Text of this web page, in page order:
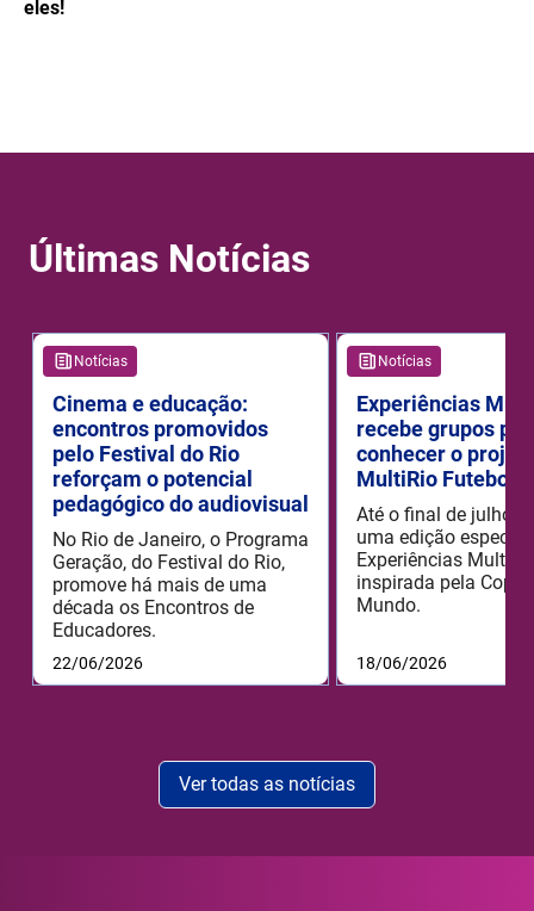
eles!
Últimas Notícias
Notícias
Cinema e educação:
encontros promovidos
pelo Festival do Rio
reforçam o potencial
pedagógico do audiovisual
No Rio de Janeiro, o Programa
Geração, do Festival do Rio,
promove há mais de uma
década os Encontros de
Educadores.
22/06/2026
Notícias
Experiências
recebe grupos
conhecer o
MultiRio Futebol
Até o final de julho
uma edição especial
Experiências
inspirada pela Copa
Mundo.
18/06/2026
Ver todas as notícias